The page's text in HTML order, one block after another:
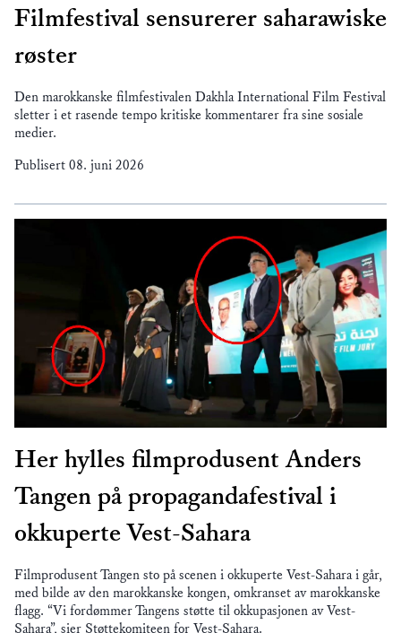
Filmfestival sensurerer saharawiske
røster
Den marokkanske filmfestivalen Dakhla International Film Festival
sletter i et rasende tempo kritiske kommentarer fra sine sosiale
medier.
Publisert 08. juni 2026
Her hylles filmprodusent Anders
Tangen på propagandafestival i
okkuperte Vest-Sahara
Filmprodusent Tangen sto på scenen i okkuperte Vest-Sahara i går,
med bilde av den marokkanske kongen, omkranset av marokkanske
flagg. “Vi fordømmer Tangens støtte til okkupasjonen av Vest-
Sahara”, sier Støttekomiteen for Vest-Sahara.